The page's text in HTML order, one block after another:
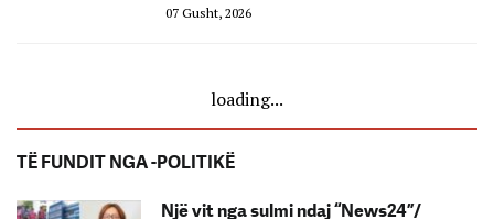
07 Gusht, 2026
loading...
TË FUNDIT NGA -POLITIKË
Një vit nga sulmi ndaj “News24”/